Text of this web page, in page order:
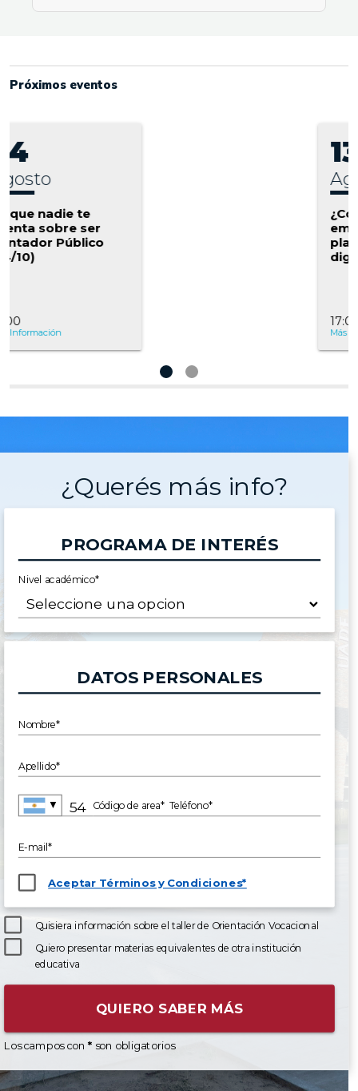
Próximos eventos
¿Querés más info?
PROGRAMA DE INTERÉS
Nivel académico*
DATOS PERSONALES
Nombre*
Apellido*
▼ Código de area* Teléfono*
E-mail*
Aceptar Términos y Condiciones*
Quisiera información sobre el taller de Orientación Vocacional
Quiero presentar materias equivalentes de otra institución
educativa
QUIERO SABER MÁS
Los campos con * son obligatorios